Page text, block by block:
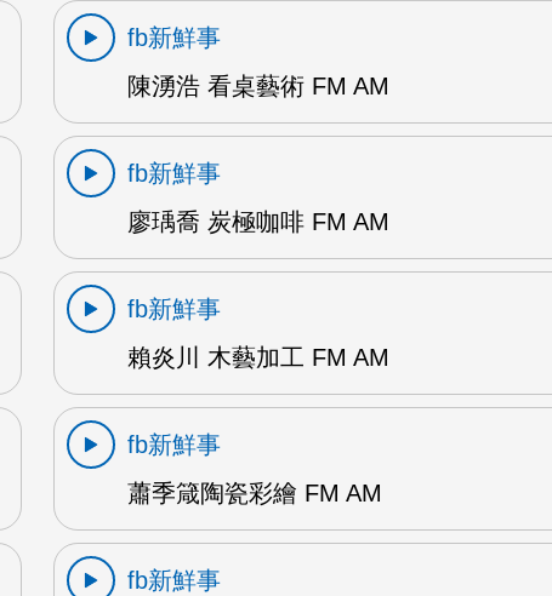
fb新鮮事
陳湧浩 看桌藝術 FM AM
fb新鮮事
廖瑀喬 炭極咖啡 FM AM
fb新鮮事
賴炎川 木藝加工 FM AM
fb新鮮事
蕭季箴陶瓷彩繪 FM AM
fb新鮮事